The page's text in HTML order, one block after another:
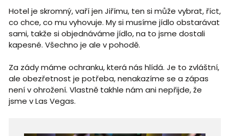
Hotel je skromný, vaří jen Jiřímu, ten si může vybrat, říct,
co chce, co mu vyhovuje. My si musíme jídlo obstarávat
sami, takže si objednáváme jídlo, na to jsme dostali
kapesné. Všechno je ale v pohodě.
Za zády máme ochranku, která nás hlídá. Je to zvláštní,
ale obezřetnost je potřeba, nenakazíme se a zápas
není v ohrožení. Vlastně takhle nám ani nepřijde, že
jsme v Las Vegas.